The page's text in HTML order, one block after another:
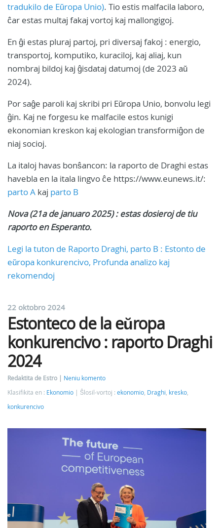
tradukilo de Eŭropa Unio). Tio estis malfacila laboro,
ĉar estas multaj fakaj vortoj kaj mallongigoj.
En ĝi estas pluraj partoj, pri diversaj fakoj : energio,
transportoj, komputiko, kuraciloj, kaj aliaj, kun
nombraj bildoj kaj ĝisdataj datumoj (de 2023 aŭ
2024).
Por saĝe paroli kaj skribi pri Eŭropa Unio, bonvolu legi
ĝin. Kaj ne forgesu ke malfacile estos kunigi
ekonomian kreskon kaj ekologian transformiĝon de
niaj socioj.
La italoj havas bonŝancon: la raporto de Draghi estas
havebla en la itala lingvo ĉe https://www.eunews.it/:
parto A kaj parto B
Nova (21a de januaro 2025) : estas dosieroj de tiu
raporto en Esperanto.
Legi la tuton de Raporto Draghi, parto B : Estonto de
eŭropa konkurencivo, Profunda analizo kaj
rekomendoj
22 oktobro 2024
Estonteco de la eŭropa
konkurencivo : raporto Draghi
2024
Redaktita de Estro
Neniu komento
Klasifikita en : Ekonomio Ŝlosil-vortoj : ekonomio Draghi kresko
konkurencivo